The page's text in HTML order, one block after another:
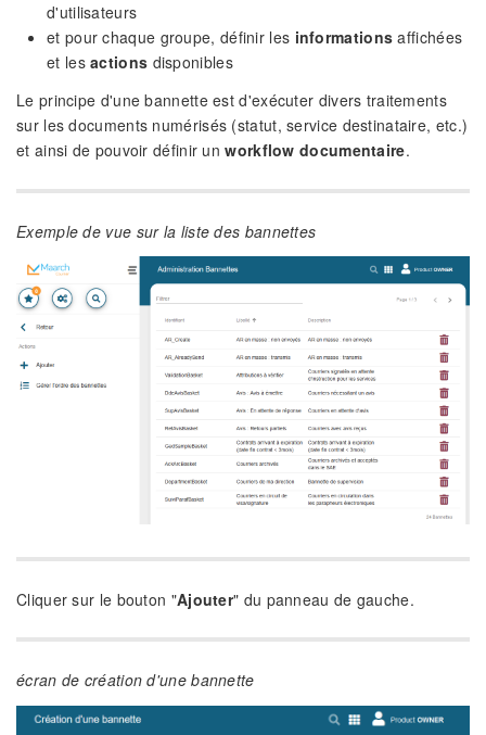
d'utilisateurs
et pour chaque groupe, définir les informations affichées
et lesactions disponibles
Le principe d'une bannette est d'exécuter divers traitements
sur les documents numérisés (statut, service destinataire, etc.)
et ainsi de pouvoir définir unworkflow documentaire.
Exemple de vue sur la liste des bannettes
Cliquer sur le bouton "Ajouter" du panneau de gauche.
écran de création d'une bannette